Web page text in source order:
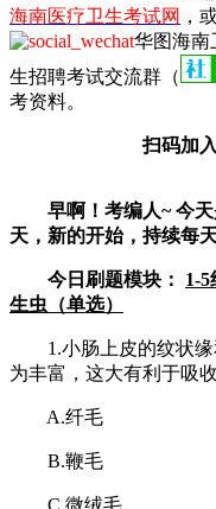
海南医疗卫生考试网 ，
华图海南
生招聘考试交流群（
考资料。
扫码加
早啊！考编人~ 今
天，新的开始，持续每
今日刷题模块： 1-
生虫（单选）
1.小肠上皮的纹状缘
为丰富，这大有利于吸
A.纤毛
B.鞭毛
C.微绒毛